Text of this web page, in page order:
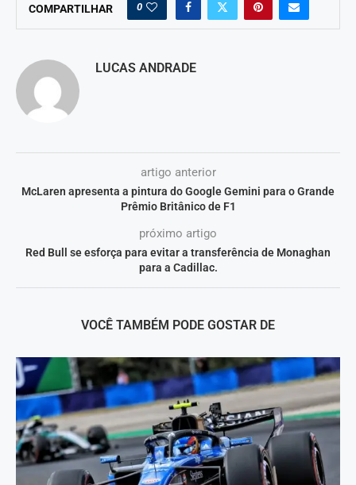
COMPARTILHAR 0
LUCAS ANDRADE
artigo anterior
McLaren apresenta a pintura do Google Gemini para o Grande
Prêmio Britânico de F1
próximo artigo
Red Bull se esforça para evitar a transferência de Monaghan
para a Cadillac.
VOCÊ TAMBÉM PODE GOSTAR DE